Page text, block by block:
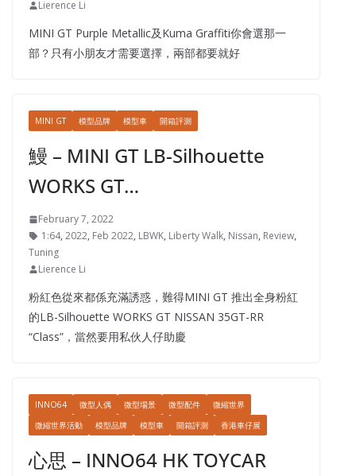
Lierence Li
MINI GT Purple Metallic及Kuma Graffiti你會選那一
部？只有小朋友才需要選擇，兩部都要就好
MINI GT 模型品牌 模型車 開箱評測
鰻 – MINI GT LB-Silhouette
WORKS GT…
February 7, 2022
1:64, 2022, Feb 2022, LBWK, Liberty Walk, Nissan, Review,
Tuning
Lierence Li
粉紅色從來都係充滿誘惑，難得MINI GT 推出全身粉紅
的LB-Silhouette WORKS GT NISSAN 35GT-RR
“Class”，當然要用私伙人仔助慶
INNO64 微型人偶 微型場景 微型配件
微縮世界
微縮世界活動
模型品牌 模型車 開箱評測 香港車仔展
心思 – INNO64 HK TOYCAR